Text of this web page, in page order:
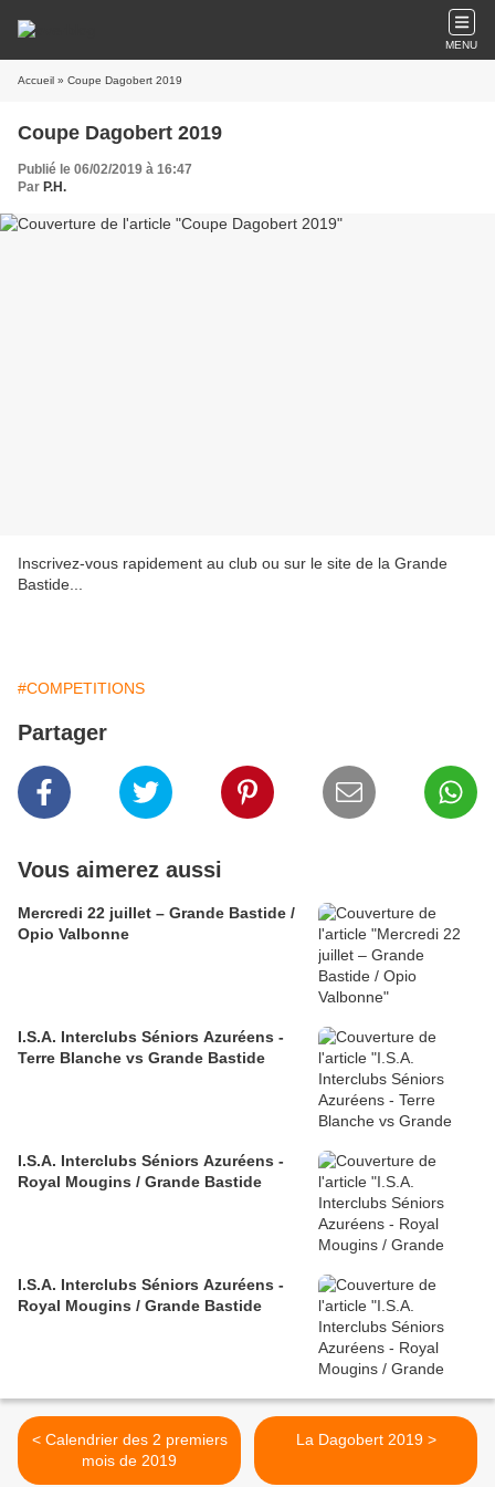
MENU
Accueil » Coupe Dagobert 2019
Coupe Dagobert 2019
Publié le 06/02/2019 à 16:47
Par P.H.
Inscrivez-vous rapidement au club ou sur le site de la Grande
Bastide...
#COMPETITIONS
Partager
Vous aimerez aussi
Mercredi 22 juillet – Grande Bastide /
Opio Valbonne
I.S.A. Interclubs Séniors Azuréens -
Terre Blanche vs Grande Bastide
I.S.A. Interclubs Séniors Azuréens -
Royal Mougins / Grande Bastide
I.S.A. Interclubs Séniors Azuréens -
Royal Mougins / Grande Bastide
< Calendrier des 2 premiers
mois de 2019
La Dagobert 2019 >